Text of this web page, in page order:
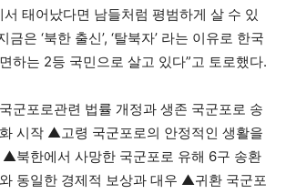
서 태어났다면 남들처럼 평범하게 살 수 있
금은 ‘북한 출신’, ‘탈북자’ 라는 이유로 한국
하는 2등 국민으로 살고 있다”고 토로했다.
군포로관련 법률 개정과 생존 국군포로 송
시작 ▲고령 국군포로의 안정적인 생활을
▲북한에서 사망한 국군포로 유해 6구 송환
동일한 경제적 보상과 대우 ▲귀환 국군포